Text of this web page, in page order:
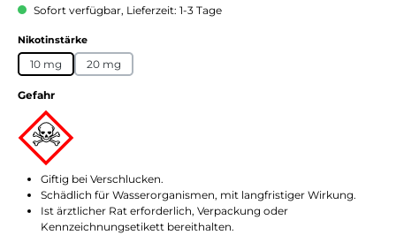
Sofort verfügbar, Lieferzeit: 1-3 Tage
Nikotinstärkeauswählen
10 mg 20 mg
Gefahr
Giftig bei Verschlucken.
Schädlich für Wasserorganismen, mit langfristiger Wirkung.
Ist ärztlicher Rat erforderlich, Verpackung oder
Kennzeichnungsetikett bereithalten.